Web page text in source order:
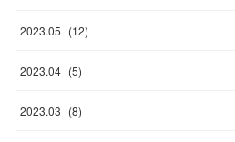
2023.05 (12)
2023.04 (5)
2023.03 (8)